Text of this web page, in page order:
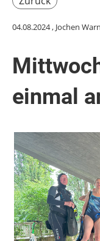
04.08.2024, Jochen
einmal